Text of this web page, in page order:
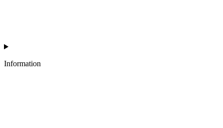
Information